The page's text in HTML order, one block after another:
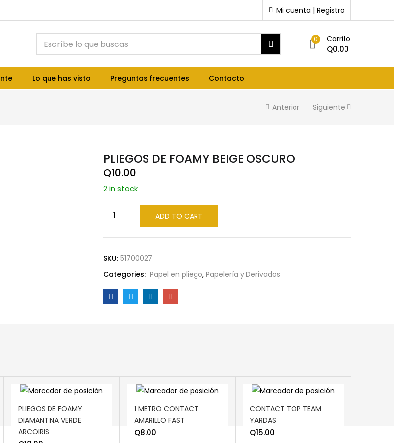
Mi cuenta | Registro
0 Carrito
Q0.00
Lo que has visto Preguntas frecuentes Contacto
Anterior Siguiente
PLIEGOS DE FOAMY BEIGE OSCURO
Q10.00
2 in stock
ADD TO CART
SKU: 51700027
Categories: Papel en pliego, Papelería y Derivados
PLIEGOS DE FOAMY
DIAMANTINA VERDE
ARCOIRIS
1 METRO CONTACT
AMARILLO FAST
Q8.00
CONTACT TOP TEAM
YARDAS
Q15.00